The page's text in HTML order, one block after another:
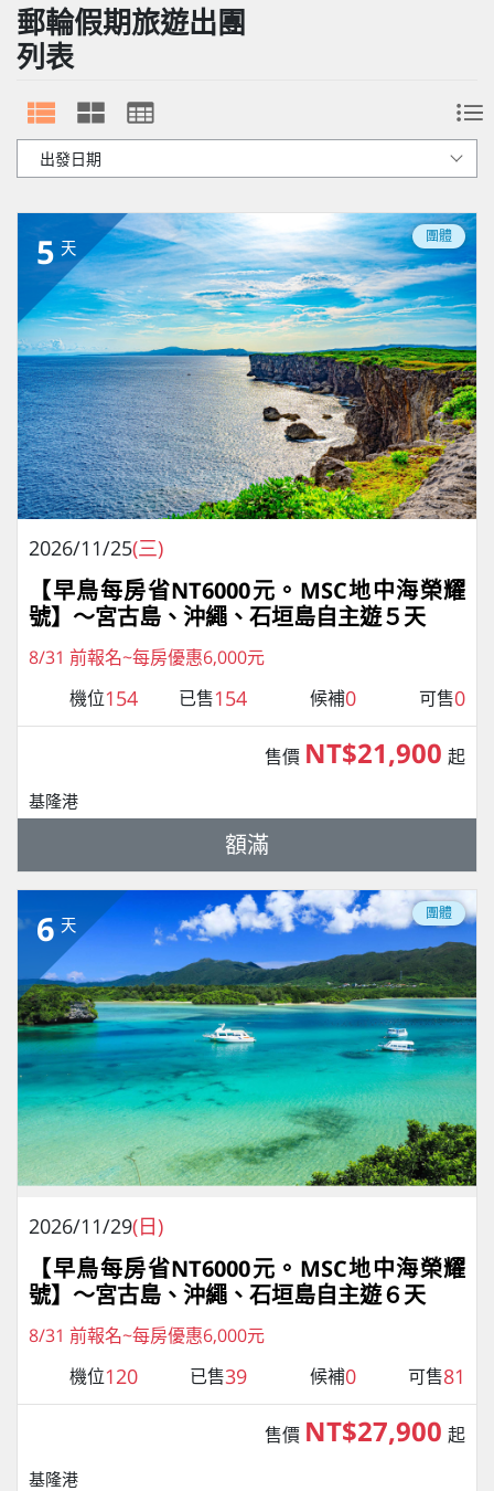
郵輪假期旅遊出團
列表
5 天
團體
2026/11/25(三)
【早鳥每房省NT6000元。MSC地中海榮耀
號】～宮古島、沖繩、石垣島自主遊５天
8/31 前報名~每房優惠6,000元
機位154 已售154 候補0 可售0
基隆港
售價 NT$21,900 起
額滿
6 天
團體
2026/11/29(日)
【早鳥每房省NT6000元。MSC地中海榮耀
號】～宮古島、沖繩、石垣島自主遊６天
8/31 前報名~每房優惠6,000元
機位120 已售39 候補0 可售81
基隆港
售價 NT$27,900 起